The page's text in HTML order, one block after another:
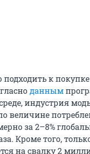
к
данным
индустрия
величине
за 2–8%
Кроме того,
на свалку 2